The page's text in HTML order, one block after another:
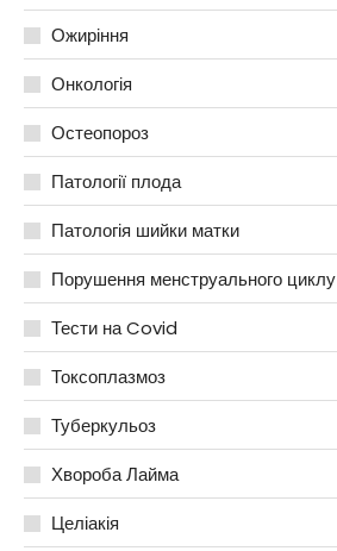
Ожиріння
Онкологія
Остеопороз
Патології плода
Патологія шийки матки
Порушення менструального циклу
Тести на Covid
Токсоплазмоз
Туберкульоз
Хвороба Лайма
Целіакія